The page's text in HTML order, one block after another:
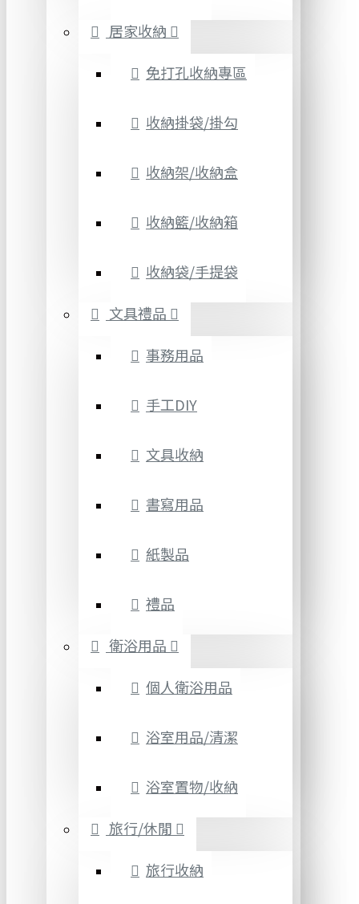
居家收納
免打孔收納專區
收納掛袋/掛勾
收納架/收納盒
收納籃/收納箱
收納袋/手提袋
文具禮品
事務用品
手工DIY
文具收納
書寫用品
紙製品
禮品
衛浴用品
個人衛浴用品
浴室用品/清潔
浴室置物/收納
旅行/休閒
旅行收納